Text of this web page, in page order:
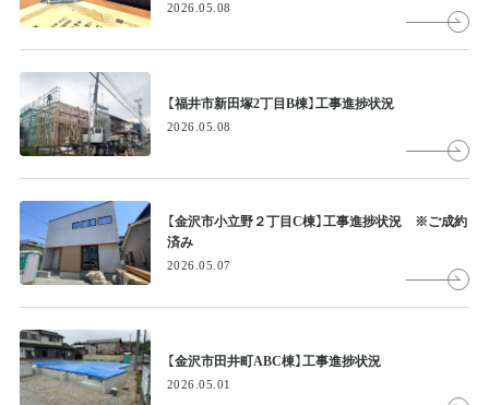
2026.05.08
【福井市新田塚2丁目B棟】工事進捗状況
2026.05.08
【金沢市小立野２丁目C棟】工事進捗状況 ※ご成約
済み
2026.05.07
【金沢市田井町ABC棟】工事進捗状況
2026.05.01